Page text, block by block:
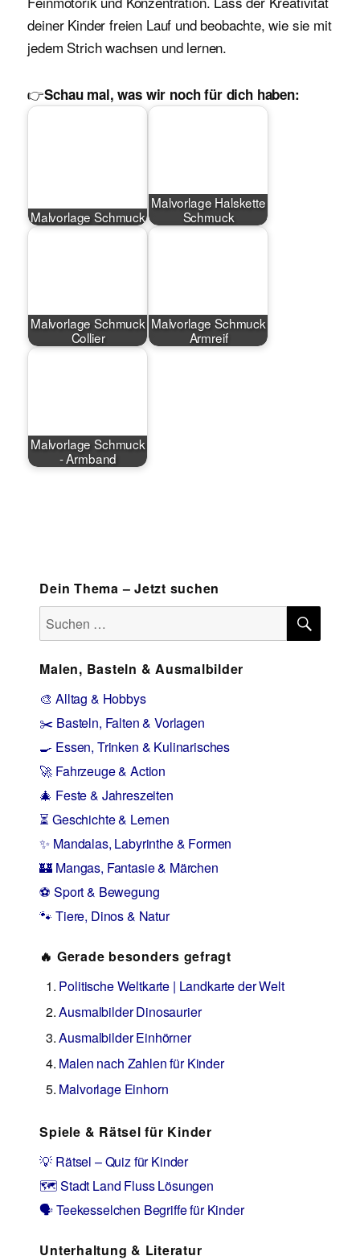
deiner Kinder freien Lauf und beobachte, wie sie mit
jedem Strich wachsen und lernen.
👉Schau mal, was wir noch für dich haben:
Malvorlage Schmuck
Malvorlage Halskette
Schmuck
Malvorlage Schmuck
Collier
Malvorlage Schmuck
Armreif
Malvorlage Schmuck
- Armband
Dein Thema – Jetzt suchen
Suchen
nach:
Malen, Basteln & Ausmalbilder
🎨 Alltag & Hobbys
✂️ Basteln, Falten & Vorlagen
🍳 Essen, Trinken & Kulinarisches
🚀 Fahrzeuge & Action
🎄 Feste & Jahreszeiten
⏳ Geschichte & Lernen
✨ Mandalas, Labyrinthe & Formen
🏰 Mangas, Fantasie & Märchen
⚽ Sport & Bewegung
🐾 Tiere, Dinos & Natur
🔥 Gerade besonders gefragt
Politische Weltkarte | Landkarte der Welt
Ausmalbilder Dinosaurier
Ausmalbilder Einhörner
Malen nach Zahlen für Kinder
Malvorlage Einhorn
Spiele & Rätsel für Kinder
💡 Rätsel – Quiz für Kinder
🗺️ Stadt Land Fluss Lösungen
🗣️ Teekesselchen Begriffe für Kinder
Unterhaltung & Literatur